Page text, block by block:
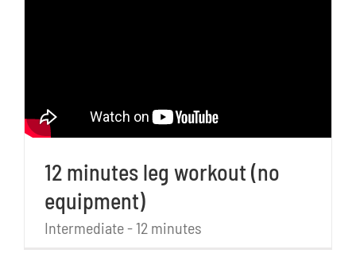
12 minutes leg workout (no
equipment)
Intermediate - 12 minutes